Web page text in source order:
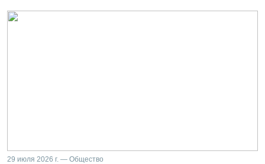
29 июля 2026 г. — Общество